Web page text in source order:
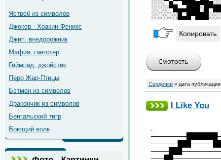
Ястреб из символов
Джокер - Хоакин Феникс
Джип, внедорожник
Мафия, гангстер
Геймпад, джойстик
Перо Жар-Птицы
Бэтмен из символов
Дракончик из символов
Бенгальский тигр
Воющий волк
Копировать
Сердечки » дата
I Like You